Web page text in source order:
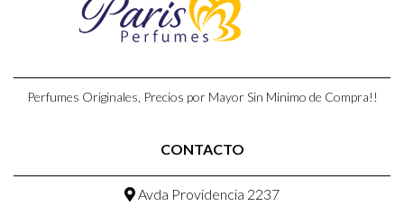
Perfumes Originales, Precios por Mayor Sin Minimo de Compra!!
CONTACTO
Avda Providencia 2237